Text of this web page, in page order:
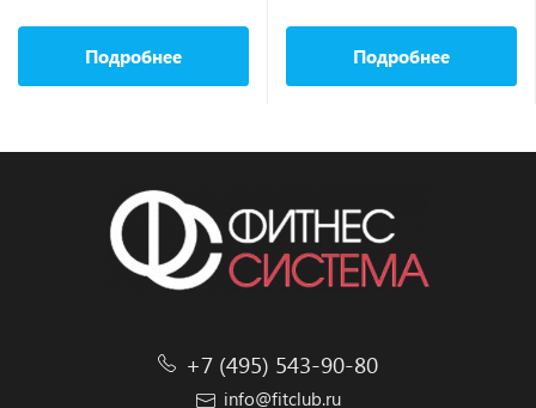
Подробнее Подробнее
+7 (495) 543-90-80
info@fitclub.ru